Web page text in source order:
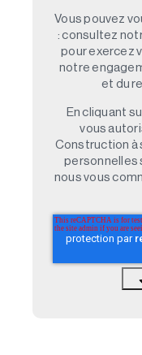
Vous pouvez
: consultez
pour exercez
notre
et du
En cliquant
vous
Construction à
personnelles
nous vous